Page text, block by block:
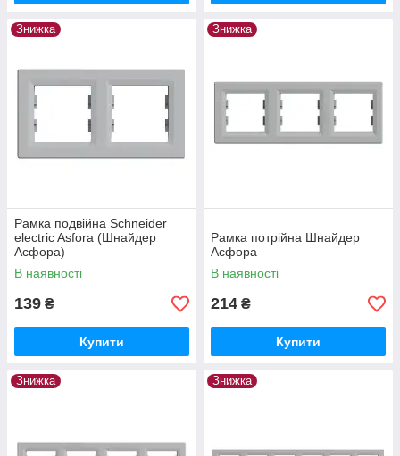
Знижка
Рамка подвійна Schneider
electric Asfora (Шнайдер
Асфора)
В наявності
139 ₴
Купити
Знижка
Рамка потрійна Шнайдер
Асфора
В наявності
214 ₴
Купити
Знижка Знижка